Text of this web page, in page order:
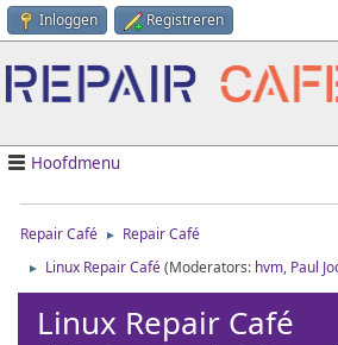
Inloggen Registreren
Hoofdmenu
Repair Café ► Repair Café
► Linux Repair Café(Moderators: hvm, Paul
Linux Repair Café